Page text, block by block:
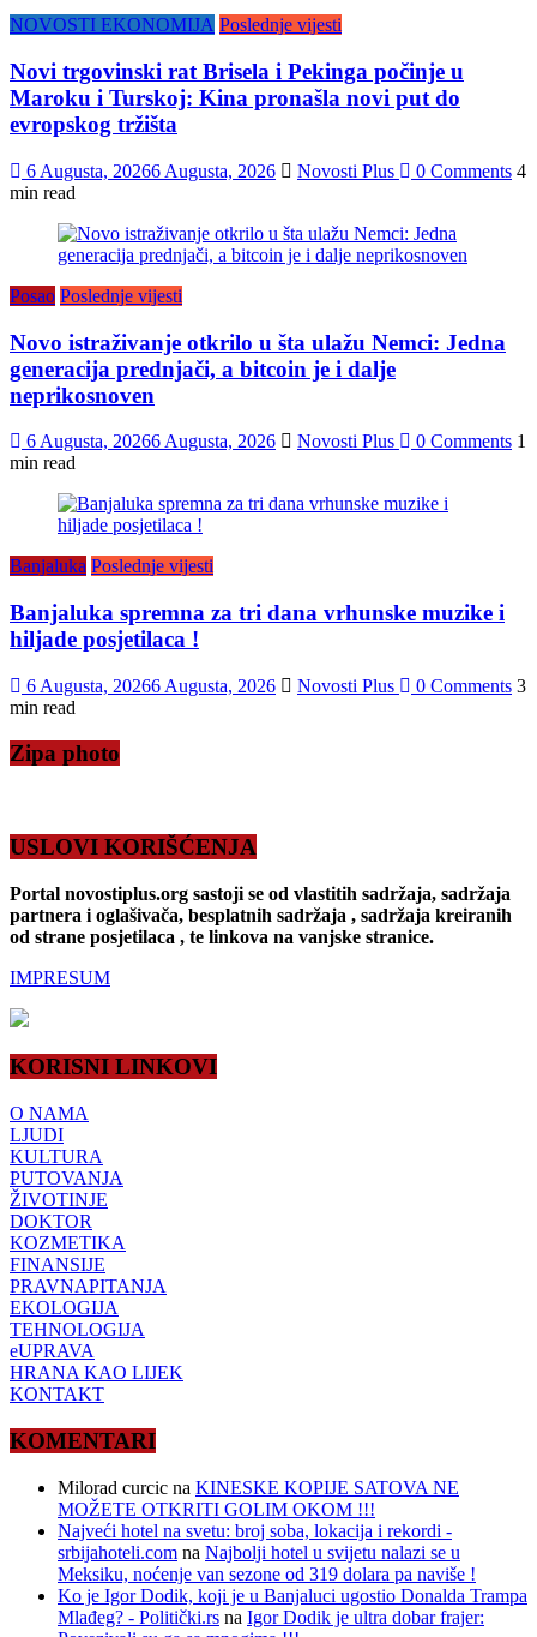
NOVOSTI EKONOMIJA Poslednje vijesti
Novi trgovinski rat Brisela i Pekinga počinje u
Maroku i Turskoj: Kina pronašla novi put do
evropskog tržišta
6 Augusta, 20266 Augusta, 2026 Novosti Plus 0 Comments 4
min read
Posao Poslednje vijesti
Novo istraživanje otkrilo u šta ulažu Nemci: Jedna
generacija prednjači, a bitcoin je i dalje
neprikosnoven
6 Augusta, 20266 Augusta, 2026 Novosti Plus 0 Comments 1
min read
Banjaluka Poslednje vijesti
Banjaluka spremna za tri dana vrhunske muzike i
hiljade posjetilaca !
6 Augusta, 20266 Augusta, 2026 Novosti Plus 0 Comments 3
min read
Zipa photo
USLOVI KORIŠĆENJA
Portal novostiplus.org sastoji se od vlastitih sadržaja, sadržaja
partnera i oglašivača, besplatnih sadržaja , sadržaja kreiranih
od strane posjetilaca , te linkova na vanjske stranice.
IMPRESUM
KORISNI LINKOVI
O NAMA
LJUDI
KULTURA
PUTOVANJA
ŽIVOTINJE
DOKTOR
KOZMETIKA
FINANSIJE
PRAVNAPITANJA
EKOLOGIJA
TEHNOLOGIJA
eUPRAVA
HRANA KAO LIJEK
KONTAKT
KOMENTARI
Milorad curcic na KINESKE KOPIJE SATOVA NE
MOŽETE OTKRITI GOLIM OKOM !!!
Najveći hotel na svetu: broj soba, lokacija i rekordi -
srbijahoteli.com na Najbolji hotel u svijetu nalazi se u
Meksiku, noćenje van sezone od 319 dolara pa naviše !
Ko je Igor Dodik, koji je u Banjaluci ugostio Donalda Trampa
Mlađeg? - Politički.rs na Igor Dodik je ultra dobar frajer: